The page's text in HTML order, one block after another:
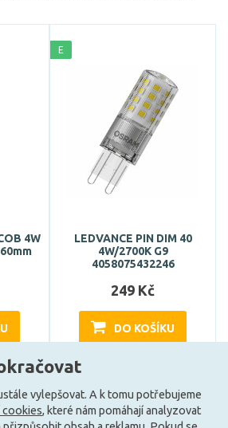
4W
8.
E
LEDVANCE PIN DIM 40
4W/2700K G9
4058075432246
249 Kč
DO KOŠÍKU
Může být u Vás 20. 8.
vylepšovat. A k tomu potřebujeme
, které nám pomáhají analyzovat